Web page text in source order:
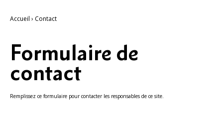
Accueil › Contact
Formulaire de
contact
Remplissez ce formulaire pour contacter les responsables de ce site.